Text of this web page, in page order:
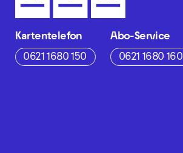
Kartentelefon
0621 1680 150
Abo-Service
0621 1680 160